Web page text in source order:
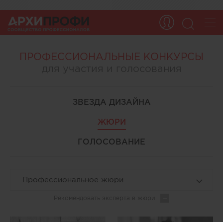
ПРОФЕССИОНАЛЬНЫЕ КОНКУРСЫ
ЗВЕЗДА ДИЗАЙНА
ЖЮРИ
ГОЛОСОВАНИЕ
Профессиональное жюри